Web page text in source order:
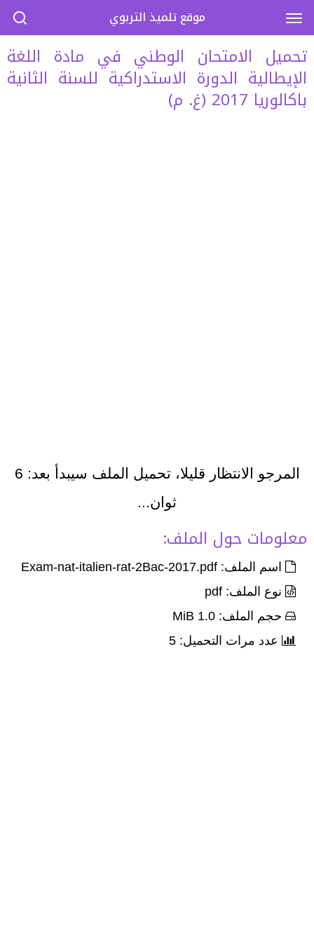
تحميل الامتحان الوطني في مادة اللغة
الإيطالية الدورة الاستدراكية للسنة الثانية
باكالوريا 2017 (غ. م)
المرجو الانتظار قليلا، تحميل الملف سيبدأ بعد: 6
ثوان...
معلومات حول الملف:
اسم الملف: Exam-nat-italien-rat-2Bac-2017.pdf
نوع الملف: pdf
حجم الملف: 1.0 MiB
عدد مرات التحميل: 5
موقع تلميذ التربوي